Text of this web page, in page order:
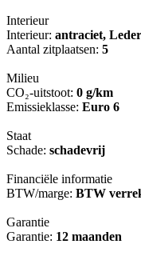
Interieur
Interieur: antraciet,
Aantal zitplaatsen: 5
Milieu
CO₂-uitstoot: 0 g/km
Emissieklasse: Euro 6
Staat
Schade: schadevrij
Financiële informatie
BTW/marge: BTW
Garantie
Garantie: 12 maanden